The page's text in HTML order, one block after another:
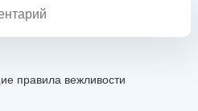
правила вежливости